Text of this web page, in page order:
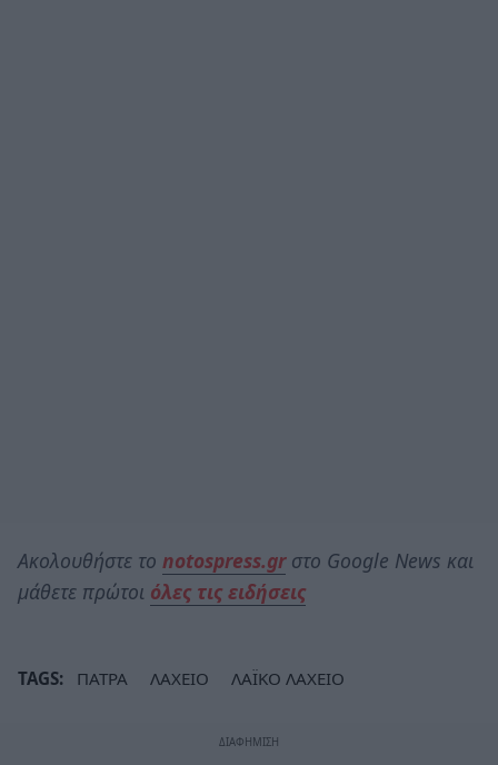
Ακολουθήστε το notospress.grστο Google News και
μάθετε πρώτοι όλες τις ειδήσεις
TAGS: ΠΑΤΡΑ ΛΑΧΕΙΟ ΛΑΪΚΟ ΛΑΧΕΙΟ